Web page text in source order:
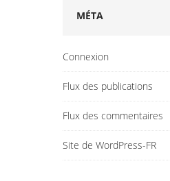
MÉTA
Connexion
Flux des publications
Flux des commentaires
Site de WordPress-FR